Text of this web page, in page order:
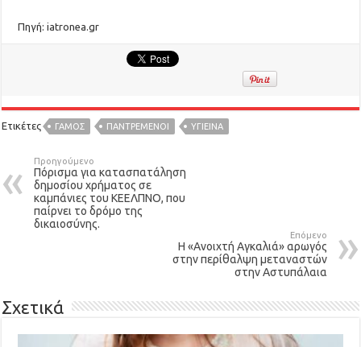
Πηγή: iatronea.gr
Ετικέτες ΓΑΜΟΣ ΠΑΝΤΡΕΜΈΝΟΙ ΥΓΙΕΙΝΆ
Προηγούμενο
Πόρισμα για κατασπατάληση
δημοσίου χρήματος σε
καμπάνιες του ΚΕΕΛΠΝΟ, που
παίρνει το δρόμο της
δικαιοσύνης.
Επόμενο
Η «Ανοιχτή Αγκαλιά» αρωγός
στην περίθαλψη μεταναστών
στην Αστυπάλαια
Σχετικά